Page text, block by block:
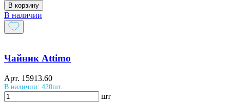
В корзину
В наличии
Чайник Attimo
Арт. 15913.60
В наличии: 420шт.
шт